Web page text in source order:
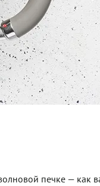
печке — как